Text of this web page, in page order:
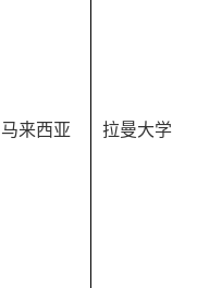
马来西亚 拉曼大学